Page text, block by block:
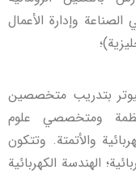
الصناعة وإدارة الأعمال
بتدريب متخصصين
ومتخصصي علوم
والأتمتة. وتتكون
الهندسة الكهربائية